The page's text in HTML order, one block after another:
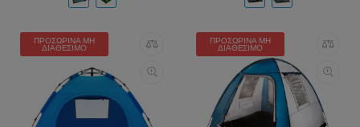
ΠΡΟΣΩΡΙΝΆ ΜΗ
ΔΙΑΘΈΣΙΜΟ
ΠΡΟΣΩΡΙΝΆ ΜΗ
ΔΙΑΘΈΣΙΜΟ